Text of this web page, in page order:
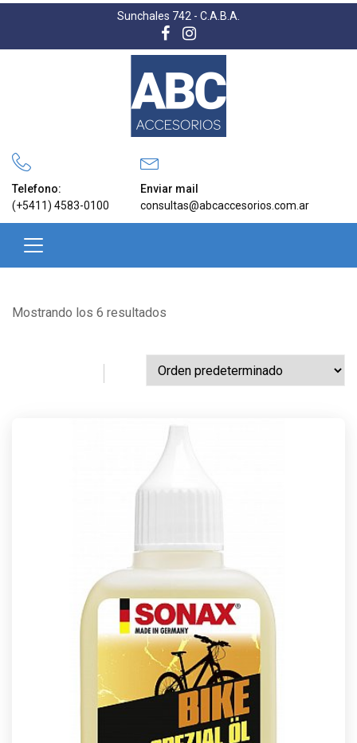
Sunchales 742 - C.A.B.A.
Telefono:
(+5411) 4583-0100
Enviar mail
consultas@abcaccesorios.com.ar
Mostrando los 6 resultados